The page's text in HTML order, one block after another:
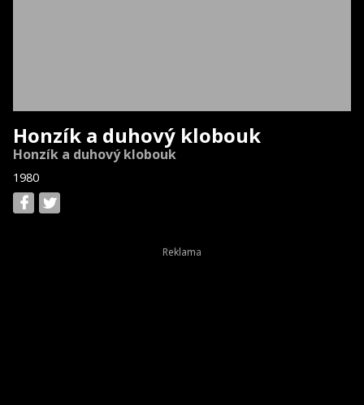
Honzík a duhový klobouk
Honzík a duhový klobouk
1980